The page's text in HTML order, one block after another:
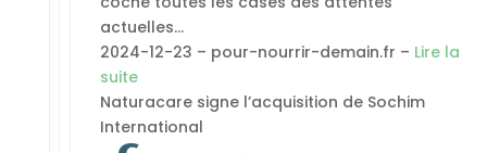
actuelles…
2024-12-23 – pour-nourrir-demain.fr – Lire la
suite
Naturacare signe l’acquisition de Sochim
International